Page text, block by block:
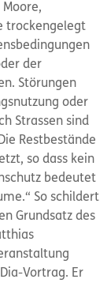
trockengelegt
der
Störungen
oder
Strassen sind
Restbestände
so dass kein
bedeutet
So schildert
Grundsatz des
Vortrag. Er